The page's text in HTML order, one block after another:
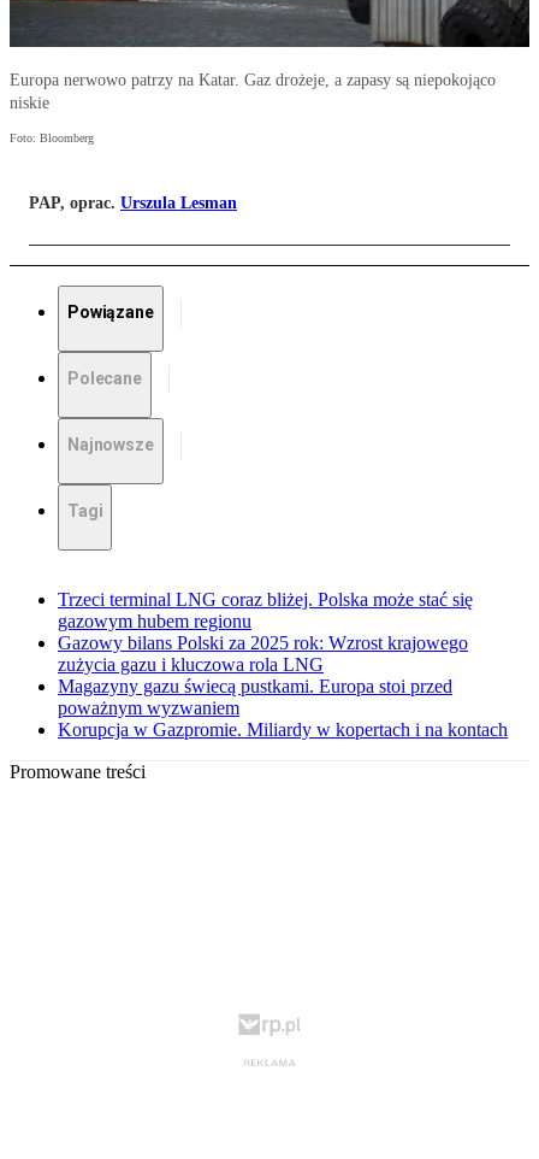
Europa nerwowo patrzy na Katar. Gaz drożeje, a zapasy są niepokojąco
niskie
Foto: Bloomberg
PAP, oprac. Urszula Lesman
Powiązane
Polecane
Najnowsze
Tagi
Trzeci terminal LNG coraz bliżej. Polska może stać się
gazowym hubem regionu
Gazowy bilans Polski za 2025 rok: Wzrost krajowego
zużycia gazu i kluczowa rola LNG
Magazyny gazu świecą pustkami. Europa stoi przed
poważnym wyzwaniem
Korupcja w Gazpromie. Miliardy w kopertach i na kontach
Promowane treści